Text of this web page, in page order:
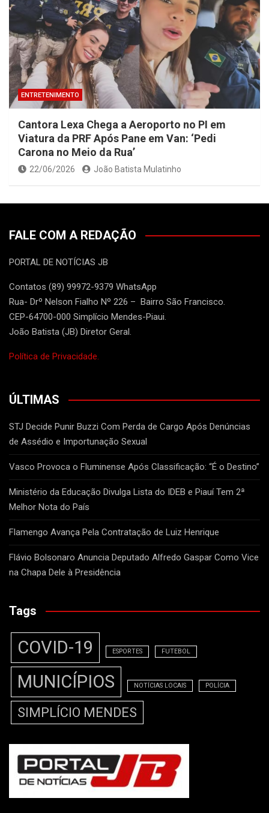
ENTRETENIMENTO
Cantora Lexa Chega a Aeroporto no PI em
Viatura da PRF Após Pane em Van: ‘Pedi
Carona no Meio da Rua’
22/06/2026 João Batista Mulatinho
FALE COM A REDAÇÃO
PORTAL DE NOTÍCIAS JB
Contatos (89) 99972-9379 WhatsApp
Rua- Drº Nelson Fialho Nº 226 – Bairro São Francisco.
CEP-64700-000 Simplício Mendes-Piaui.
João Batista (JB) Diretor Geral.
Política de Privacidade.
ÚLTIMAS
STJ Decide Punir Buzzi Com Perda de Cargo Após Denúncias
de Assédio e Importunação Sexual
Vasco Provoca o Fluminense Após Classificação: “É o Destino”
Ministério da Educação Divulga Lista do IDEB e Piauí Tem 2ª
Melhor Nota do País
Flamengo Avança Pela Contratação de Luiz Henrique
Flávio Bolsonaro Anuncia Deputado Alfredo Gaspar Como Vice
na Chapa Dele à Presidência
Tags
COVID-19 ESPORTES FUTEBOL
MUNICÍPIOS NOTÍCIAS LOCAIS POLÍCIA
SIMPLÍCIO MENDES